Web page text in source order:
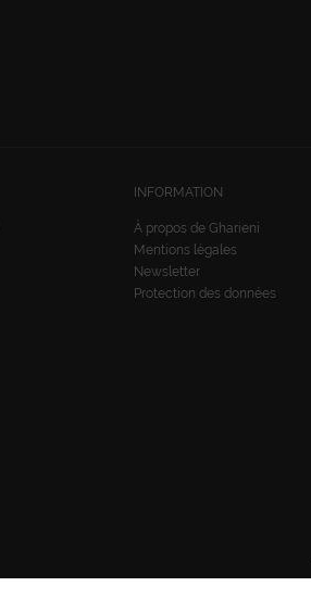
INFORMATION
À propos de Gharieni
Mentions légales
Newsletter
Protection des données